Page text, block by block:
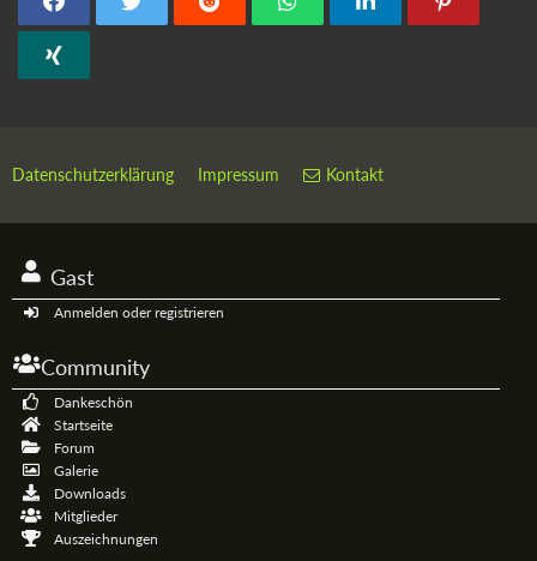
Datenschutzerklärung Impressum Kontakt
Gast
Anmelden oder registrieren
Community
Dankeschön
Startseite
Forum
Galerie
Downloads
Mitglieder
Auszeichnungen